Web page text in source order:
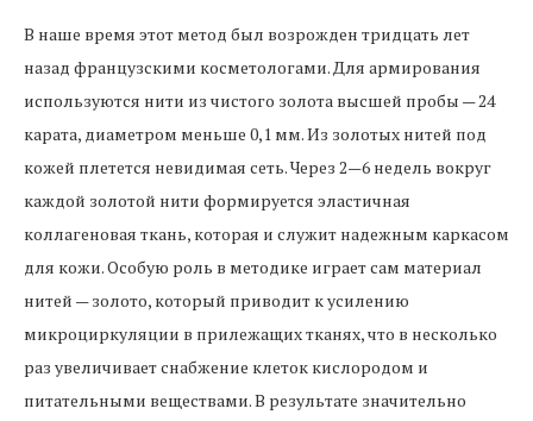
В наше время этот метод был возрожден тридцать лет
назад французскими косметологами. Для армирования
используются нити из чистого золота высшей пробы — 24
карата, диаметром меньше 0,1 мм. Из золотых нитей под
кожей плетется невидимая сеть. Через 2—6 недель вокруг
каждой золотой нити формируется эластичная
коллагеновая ткань, которая и служит надежным каркасом
для кожи. Особую роль в методике играет сам материал
нитей — золото, который приводит к усилению
микроциркуляции в прилежащих тканях, что в несколько
раз увеличивает снабжение клеток кислородом и
питательными веществами. В результате значительно